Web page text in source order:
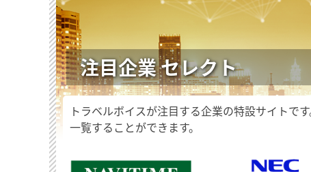
注目企業 セレクト
トラベルボイスが注目する企業の特設サイトで
一覧することができます。